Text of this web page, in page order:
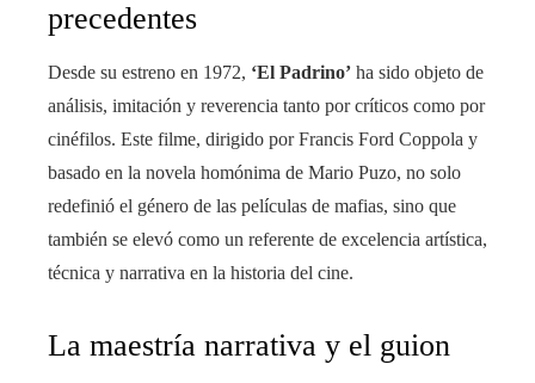
precedentes
Desde su estreno en 1972, ‘El Padrino’ ha sido objeto de
análisis, imitación y reverencia tanto por críticos como por
cinéfilos. Este filme, dirigido por Francis Ford Coppola y
basado en la novela homónima de Mario Puzo, no solo
redefinió el género de las películas de mafias, sino que
también se elevó como un referente de excelencia artística,
técnica y narrativa en la historia del cine.
La maestría narrativa y el guion